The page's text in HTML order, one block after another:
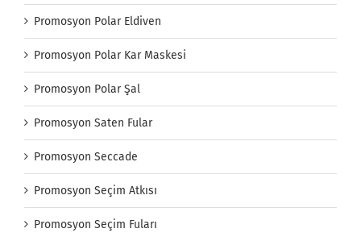
Promosyon Polar Eldiven
Promosyon Polar Kar Maskesi
Promosyon Polar Şal
Promosyon Saten Fular
Promosyon Seccade
Promosyon Seçim Atkısı
Promosyon Seçim Fuları